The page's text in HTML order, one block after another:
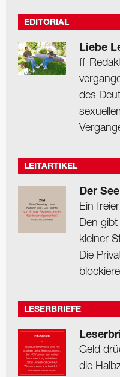
EDITORIAL
Liebe
ff-
des
LEITARTIKEL
Der
Ein
Den
kleiner
Die
LESERBRIEFE
Geld
die